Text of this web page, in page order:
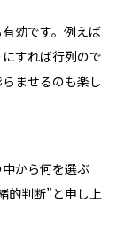
効です。例えば
すれば行列ので
ませるのも楽し
から何を選ぶ
的判断”と申し上